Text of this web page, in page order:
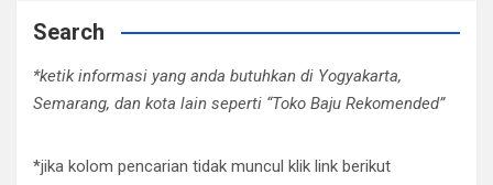
Search
*ketik informasi yang anda butuhkan di Yogyakarta,
Semarang, dan kota lain seperti “Toko Baju Rekomended”
*jika kolom pencarian tidak muncul klik link berikut